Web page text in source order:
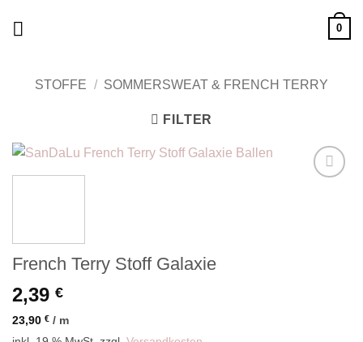
0
STOFFE / SOMMERSWEAT & FRENCH TERRY
FILTER
French Terry Stoff Galaxie
2,39 €
23,90 € / m